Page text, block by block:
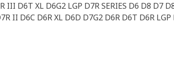
III D6T XL D6G2 LGP D7R SERIES D6 D8 D7
II D6C D6R XL D6D D7G2 D6R D6T D6R